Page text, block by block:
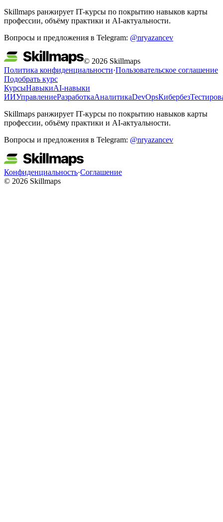
Skillmaps ранжирует IT-курсы по покрытию навыков карты
профессии, объёму практики и AI-актуальности.
Вопросы и предложения в Telegram: @nryazancev
© 2026 Skillmaps
Политика конфиденциальности·Пользовательское соглашение
Подобрать курс
КурсыНавыкиAI-навыки
ИИУправлениеРазработкаАналитикаDevOpsКибербез
Skillmaps ранжирует IT-курсы по покрытию навыков карты
профессии, объёму практики и AI-актуальности.
Вопросы и предложения в Telegram: @nryazancev
Конфиденциальность·Соглашение
© 2026 Skillmaps